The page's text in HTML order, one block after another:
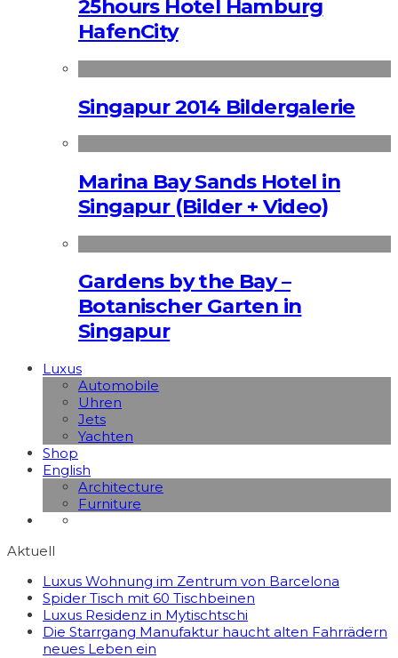
25hours Hotel Hamburg
HafenCity
Singapur 2014 Bildergalerie
Marina Bay Sands Hotel in
Singapur (Bilder + Video)
Gardens by the Bay –
Botanischer Garten in
Singapur
Luxus
Automobile
Uhren
Jets
Yachten
Shop
English
Architecture
Furniture
Aktuell
Luxus Wohnung im Zentrum von Barcelona
Spider Tisch mit 60 Tischbeinen
Luxus Residenz in Mytischtschi
Die Starrgang Manufaktur haucht alten Fahrrädern
neues Leben ein